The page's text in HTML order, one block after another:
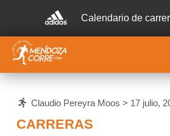
Calendario de
Claudio Pereyra Moos > 17 julio,
CARRERAS